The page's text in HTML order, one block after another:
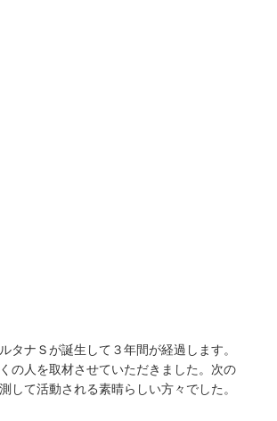
タナＳが誕生して３年間が経過します。
の人を取材させていただきました。次の
して活動される素晴らしい方々でした。